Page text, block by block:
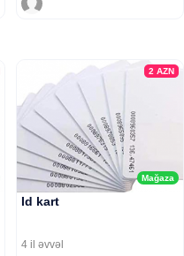
Mağaza
2 AZN
Id kart
4 il əvvəl